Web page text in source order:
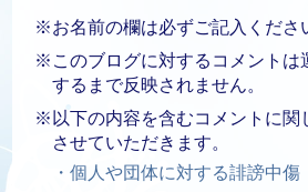
※お名前の欄は必ずご記入くださ
※このブログに対するコメントは
するまで反映されません。
※以下の内容を含むコメントに関
させていただきます。
・個人や団体に対する誹謗中傷